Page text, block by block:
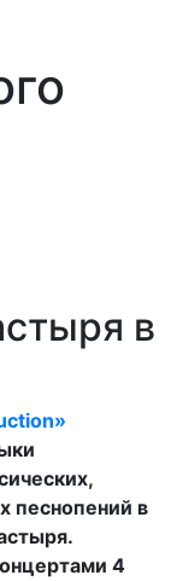
в
песнопений в
4